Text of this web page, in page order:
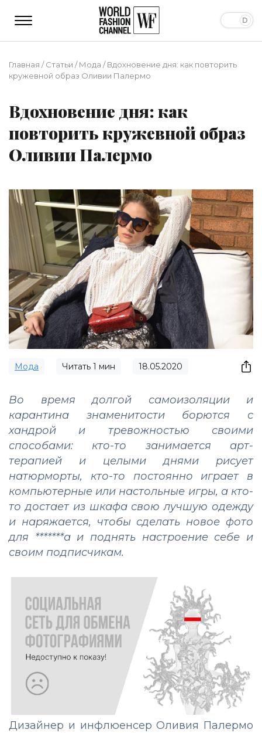
Главная /Статьи /Мода /Вдохновение дня: как повторить
кружевной образ Оливии Палермо
Вдохновение дня: как
повторить кружевной образ
Оливии Палермо
Мода Читать 1 мин 18.05.2020
Во время долгой самоизоляции и
карантина знаменитости борются с
хандрой и тревожностью своими
способами: кто-то занимается арт-
терапией и целыми днями рисует
натюрморты, кто-то постоянно играет в
компьютерные или настольные игры, а кто-
то достает из шкафа свою лучшую одежду
и наряжается, чтобы сделать новое фото
для *******а и поднять настроение себе и
своим подписчикам.
Дизайнер и инфлюенсер Оливия Палермо